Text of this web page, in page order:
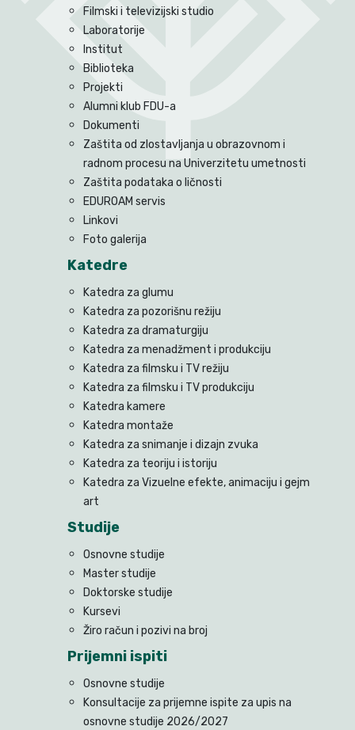
Filmski i televizijski studio
Laboratorije
Institut
Biblioteka
Projekti
Alumni klub FDU-a
Dokumenti
Zaštita od zlostavljanja u obrazovnom i
radnom procesu na Univerzitetu umetnosti
Zaštita podataka o ličnosti
EDUROAM servis
Linkovi
Foto galerija
Katedre
Katedra za glumu
Katedra za pozorišnu režiju
Katedra za dramaturgiju
Katedra za menadžment i produkciju
Katedra za filmsku i TV režiju
Katedra za filmsku i TV produkciju
Katedra kamere
Katedra montaže
Katedra za snimanje i dizajn zvuka
Katedra za teoriju i istoriju
Katedra za Vizuelne efekte, animaciju i gejm
art
Studije
Osnovne studije
Master studije
Doktorske studije
Kursevi
Žiro račun i pozivi na broj
Prijemni ispiti
Osnovne studije
Konsultacije za prijemne ispite za upis na
osnovne studije 2026/2027